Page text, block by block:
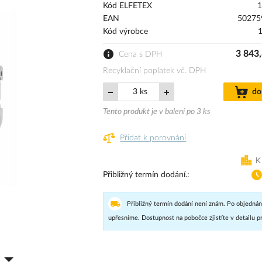
Kód ELFETEX
EAN
Kód výrobce
Cena s DPH 3
Recyklační poplatek vč. DPH
ks
Tento produkt je v balení po 3 ks
Přidat k porovnání
Přibližný termín dodání.
Přibližný termín dodání není znám. Po
upřesníme. Dostupnost na pobočce zjistíte v detailu